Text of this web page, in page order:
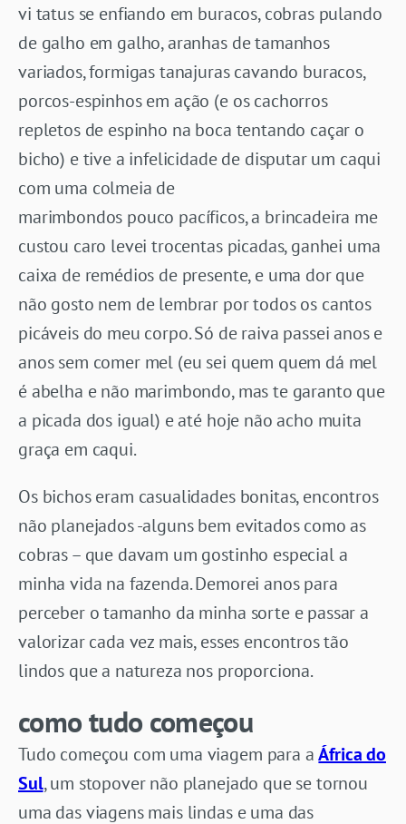
vi tatus se enfiando em buracos, cobras pulando
de galho em galho, aranhas de tamanhos
variados, formigas tanajuras cavando buracos,
porcos-espinhos em ação (e os cachorros
repletos de espinho na boca tentando caçar o
bicho) e tive a infelicidade de disputar um caqui
com uma colmeia de
marimbondos pouco pacíficos, a brincadeira me
custou caro levei trocentas picadas, ganhei uma
caixa de remédios de presente, e uma dor que
não gosto nem de lembrar por todos os cantos
picáveis do meu corpo. Só de raiva passei anos e
anos sem comer mel (eu sei quem quem dá mel
é abelha e não marimbondo, mas te garanto que
a picada dos igual) e até hoje não acho muita
graça em caqui.
Os bichos eram casualidades bonitas, encontros
não planejados -alguns bem evitados como as
cobras – que davam um gostinho especial a
minha vida na fazenda. Demorei anos para
perceber o tamanho da minha sorte e passar a
valorizar cada vez mais, esses encontros tão
lindos que a natureza nos proporciona.
como tudo começou
Tudo começou com uma viagem para aÁfrica do
Sul, um stopover não planejado que se tornou
uma das viagens mais lindas e uma das